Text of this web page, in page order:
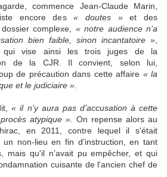
commence Jean-Claude Marin,
encore des« doutes »et des
complexe, « notre audience n’a
bien faible, sinon incantatoire »
qui vise ainsi les trois juges de la
de la CJR. Il convient, selon lui,
de précaution dans cette affaire « la
et le judiciaire ».
« il n’y aura pas d’accusation à cette
atypique » . On repense alors au
en 2011, contre lequel il s'était
un non-lieu en fin d'instruction, en tant
mais qu'il n’avait pu empêcher, et qui
cuisante de l'ancien chef de